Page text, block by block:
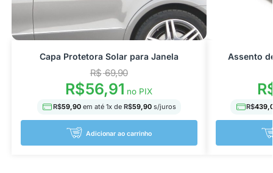
Capa Protetora Solar para Janela
R$69,90
R$56,91 no PIX
R$59,90 em até 1x de R$59,90s/juros
Adicionar ao carrinho
Assento
R$